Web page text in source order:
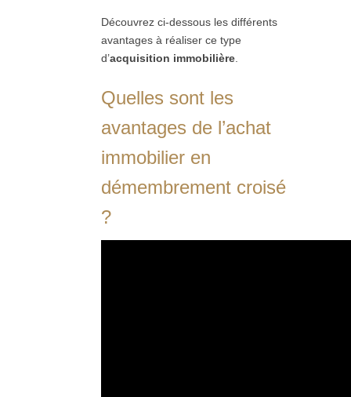
Découvrez ci-dessous les différents
avantages à réaliser ce type
d’acquisition immobilière
Quelles sont les
avantages de l’achat
immobilier en
démembrement croisé
?